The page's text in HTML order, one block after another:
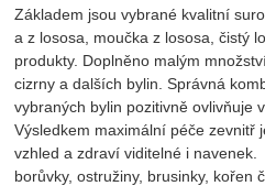
Základem jsou vybrané kvalitní
a z lososa, moučka z lososa, čistý
produkty. Doplněno malým
cizrny a dalších bylin. Správná
vybraných bylin pozitivně ovlivňuje
Výsledkem maximální péče zevnitř
vzhled a zdraví viditelné i navenek.
borůvky, ostružiny, brusinky, kořen